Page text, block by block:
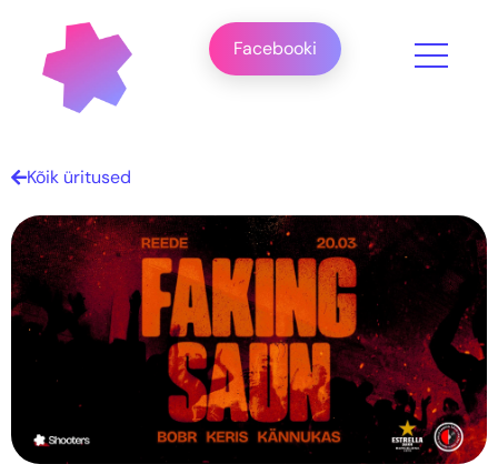
Facebooki
Kõik üritused